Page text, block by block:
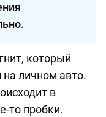
который
на личном авто.
в
то пробки.